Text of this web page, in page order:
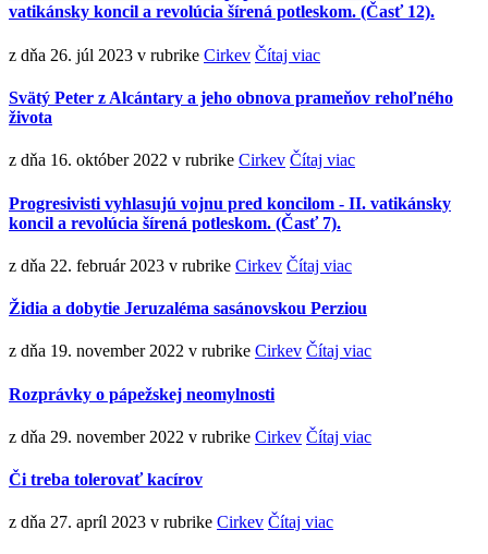
vatikánsky koncil a revolúcia šírená potleskom. (Časť 12).
z dňa 26. júl 2023 v rubrike Cirkev Čítaj viac
Svätý Peter z Alcántary a jeho obnova prameňov rehoľného
života
z dňa 16. október 2022 v rubrike Cirkev Čítaj viac
Progresivisti vyhlasujú vojnu pred koncilom - II. vatikánsky
koncil a revolúcia šírená potleskom. (Časť 7).
z dňa 22. február 2023 v rubrike Cirkev Čítaj viac
Židia a dobytie Jeruzaléma sasánovskou Perziou
z dňa 19. november 2022 v rubrike Cirkev Čítaj viac
Rozprávky o pápežskej neomylnosti
z dňa 29. november 2022 v rubrike Cirkev Čítaj viac
Či treba tolerovať kacírov
z dňa 27. apríl 2023 v rubrike Cirkev Čítaj viac